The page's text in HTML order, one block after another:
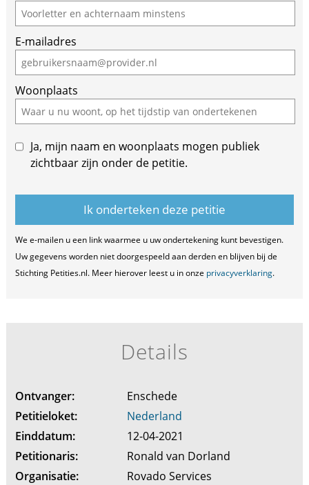
E-mailadres
Woonplaats
Ja, mijn naam en woonplaats mogen publiek
zichtbaar zijn onder de petitie.
We e-mailen u een link waarmee u uw ondertekening kunt bevestigen.
Uw gegevens worden niet doorgespeeld aan derden en blijven bij de
Stichting Petities.nl. Meer hierover leest u in onze privacyverklaring.
Details
Ontvanger:
Enschede
Petitieloket:
Nederland
Einddatum:
12-04-2021
Petitionaris:
Ronald van Dorland
Organisatie:
Rovado Services